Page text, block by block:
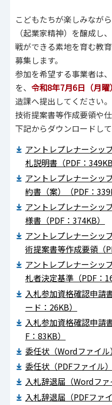
こどもたちが楽しみなが
（起業家精神）を醸成し
戦ができる素地を育む教
募集します。
参加を希望する事業者は
を、 令和8年7月6日（月
造課へ提出してください。
技術提案書等作成要領や
下記からダウンロードして
アントレプレナーシッ
札説明書（PDF：349KB
アントレプレナーシ
約書（案）（PDF：
アントレプレナーシ
様書（PDF：374KB）
アントレプレナーシ
術提案書等作成要領（
アントレプレナーシ
札者決定基準（PDF：
入札参加資格確認申請
ード：26KB）
入札参加資格確認申請
F：83KB）
委任状（Wordファイル
委任状（PDFファイル
入札辞退届（Wordファ
入札辞退届（PDFファ